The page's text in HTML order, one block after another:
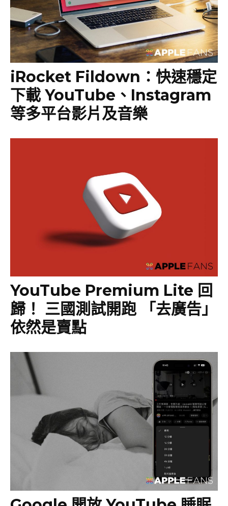
iRocket Fildown：快速穩定
下載 YouTube、Instagram
等多平台影片及音樂
YouTube Premium Lite 回
歸！ 三國測試開跑 「去廣告」
依然是賣點